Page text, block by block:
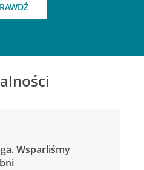
Wsparliśmy